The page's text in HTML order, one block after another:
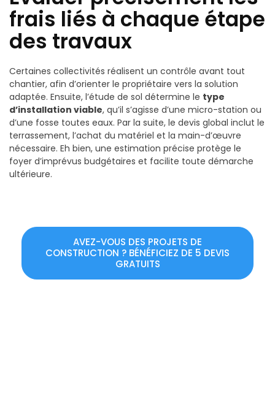
frais liés à chaque étape
des travaux
Certaines collectivités réalisent un contrôle avant tout
chantier, afin d’orienter le propriétaire vers la solution
adaptée. Ensuite, l’étude de sol détermine le type
d’installation viable, qu’il s’agisse d’une micro-station ou
d’une fosse toutes eaux. Par la suite, le devis global inclut le
terrassement, l’achat du matériel et la main-d’œuvre
nécessaire. Eh bien, une estimation précise protège le
foyer d’imprévus budgétaires et facilite toute démarche
ultérieure.
AVEZ-VOUS DES PROJETS DE
CONSTRUCTION ? BÉNÉFICIEZ DE 5 DEVIS
GRATUITS